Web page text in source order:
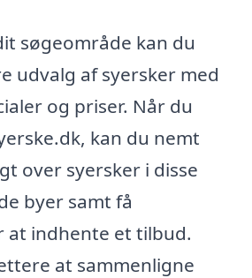
søgeområde kan du
udvalg af syersker med
og priser. Når du
kan du nemt
over syersker i disse
byer samt få
at indhente et tilbud.
at sammenligne